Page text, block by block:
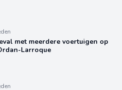
met meerdere voertuigen op
Larroque